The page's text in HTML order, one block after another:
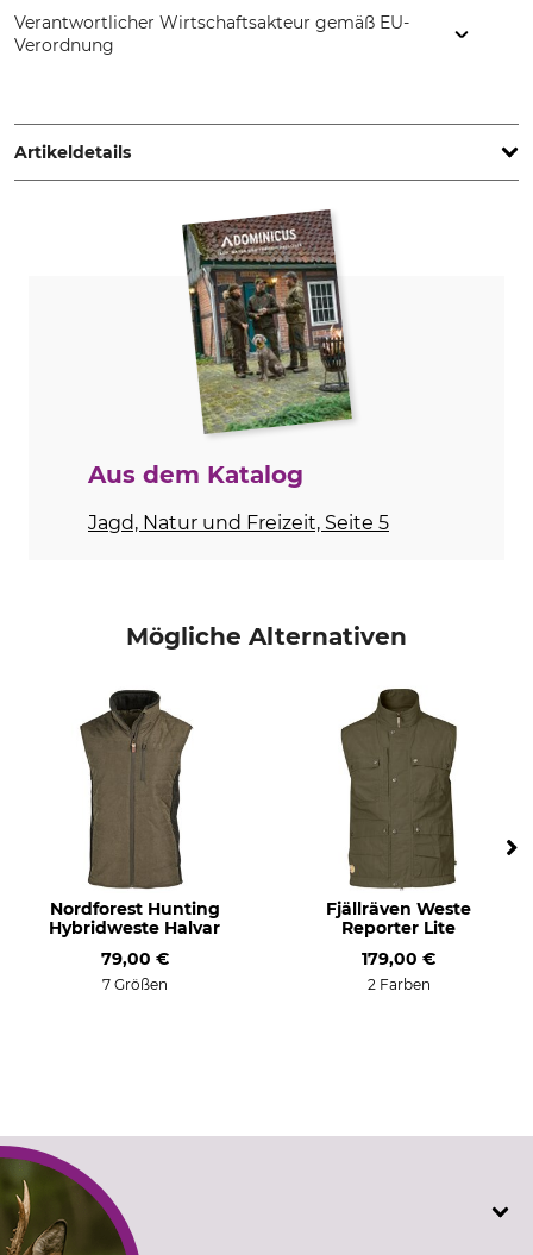
Verantwortlicher Wirtschaftsakteur gemäß EU-
Verordnung
www.grube.de
Artikeldetails
Nordforest Hunting
Produkttyp
Weste
Modellbezeichnung
Oberstoff
100% Polyester
Für
Herren
Passform
Konfektionsgröße
XS
Aus dem Katalog
Jagd, Natur und Freizeit, Seite 5
Mögliche Alternativen
Nordforest Hunting
Hybridweste Halvar
79,00 €
7 Größen
Fjällräven Weste
Reporter Lite
179,00 €
2 Farben
SERVICE